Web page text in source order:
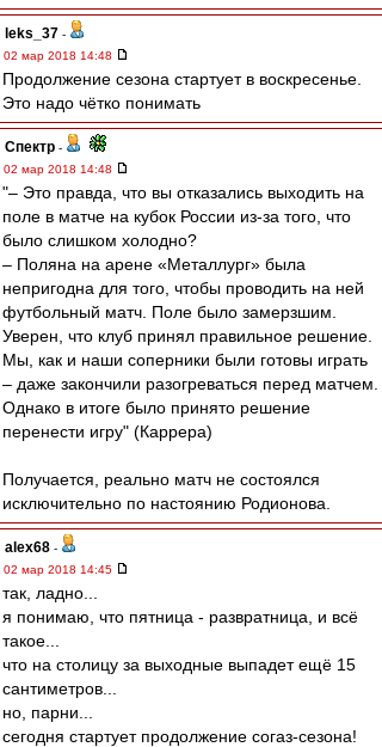
leks_37 -
02 мар 2018 14:48
Продолжение сезона стартует в воскресенье.
Это надо чётко понимать
Спектр -
02 мар 2018 14:48
"– Это правда, что вы отказались выходить на
поле в матче на кубок России из-за того, что
было слишком холодно?
– Поляна на арене «Металлург» была
непригодна для того, чтобы проводить на ней
футбольный матч. Поле было замерзшим.
Уверен, что клуб принял правильное решение.
Мы, как и наши соперники были готовы играть
– даже закончили разогреваться перед матчем.
Однако в итоге было принято решение
перенести игру" (Каррера)
Получается, реально матч не состоялся
исключительно по настоянию Родионова.
alex68 -
02 мар 2018 14:45
так, ладно...
я понимаю, что пятница - развратница, и всё
такое...
что на столицу за выходные выпадет ещё 15
сантиметров...
но, парни...
сегодня стартует продолжение согаз-сезона!